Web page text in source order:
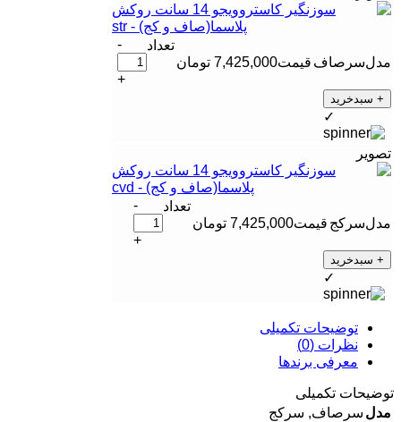
سرصاف 7,425,000 تومان
-
+
+ سبدخرید
✓
سرکج 7,425,000 تومان
-
+
+ سبدخرید
✓
توضیحات تکمیلی
نظرات (0)
معرفی برند‌ها
توضیحات تکمیلی
مدل سرصاف, سرکج